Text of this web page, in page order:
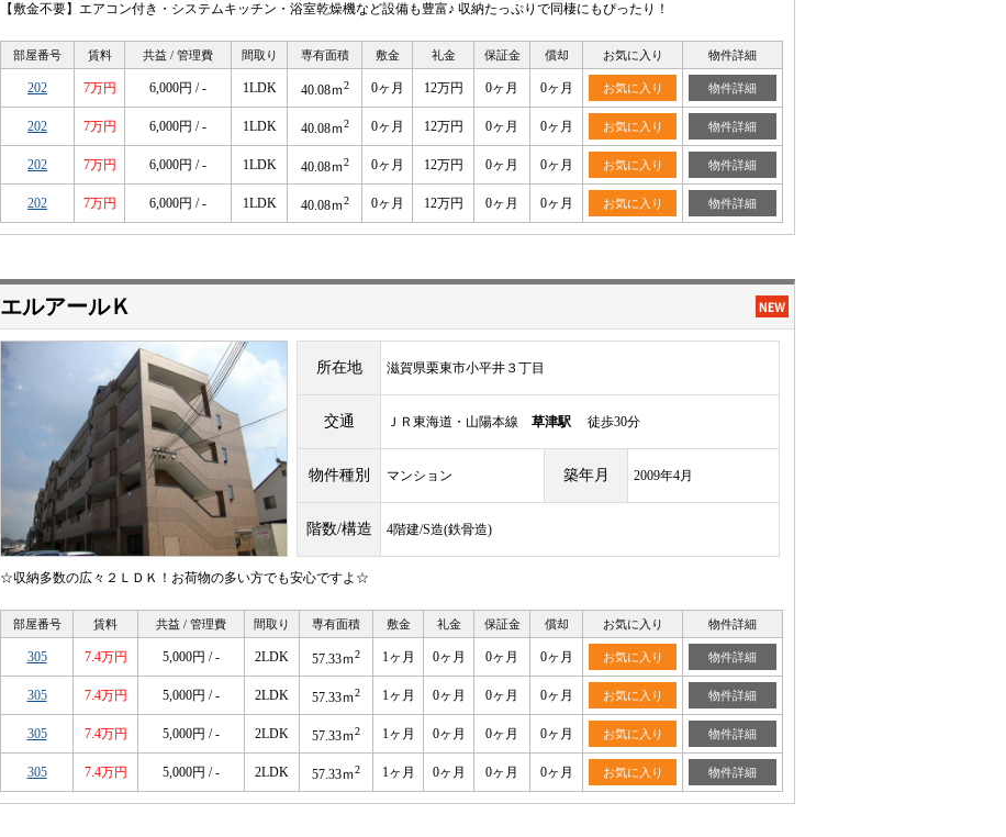
【敷金不要】エアコン付き・システムキッチン・浴室乾燥機など設備も豊富♪ 収納たっぷりで同棲にもぴったり！
部屋番号 賃料 共益 / 管理費 間取り 専有面積 敷金 礼金 保証金 償却 お気に入り 物件詳細
202 7万円 6,000円 / - 1LDK 40.08ｍ2 0ヶ月 12万円 0ヶ月 0ヶ月 お気に入り 物件詳細
202 7万円 6,000円 / - 1LDK 40.08ｍ2 0ヶ月 12万円 0ヶ月 0ヶ月 お気に入り 物件詳細
202 7万円 6,000円 / - 1LDK 40.08ｍ2 0ヶ月 12万円 0ヶ月 0ヶ月 お気に入り 物件詳細
202 7万円 6,000円 / - 1LDK 40.08ｍ2 0ヶ月 12万円 0ヶ月 0ヶ月 お気に入り 物件詳細
エルアールＫ
所在地 滋賀県栗東市小平井３丁目
交通 ＪＲ東海道・山陽本線 草津駅 徒歩30分
物件種別 マンション 築年月 2009年4月
階数/構造 4階建/S造(鉄骨造)
☆収納多数の広々２ＬＤＫ！お荷物の多い方でも安心ですよ☆
部屋番号 賃料 共益 / 管理費 間取り 専有面積 敷金 礼金 保証金 償却 お気に入り 物件詳細
305 7.4万円 5,000円 / - 2LDK 57.33ｍ2 1ヶ月 0ヶ月 0ヶ月 0ヶ月 お気に入り 物件詳細
305 7.4万円 5,000円 / - 2LDK 57.33ｍ2 1ヶ月 0ヶ月 0ヶ月 0ヶ月 お気に入り 物件詳細
305 7.4万円 5,000円 / - 2LDK 57.33ｍ2 1ヶ月 0ヶ月 0ヶ月 0ヶ月 お気に入り 物件詳細
305 7.4万円 5,000円 / - 2LDK 57.33ｍ2 1ヶ月 0ヶ月 0ヶ月 0ヶ月 お気に入り 物件詳細